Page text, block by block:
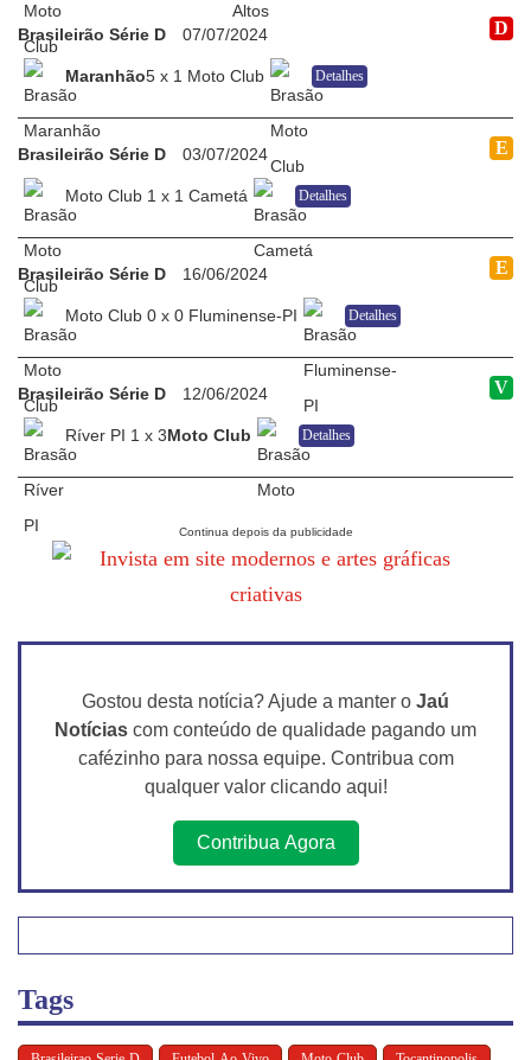
Brasileirão Série D 07/07/2024 D
Maranhão5 x 1 Moto Club Detalhes
Brasileirão Série D 03/07/2024 E
Moto Club 1 x 1 Cametá Detalhes
Brasileirão Série D 16/06/2024 E
Moto Club 0 x 0 Fluminense-PI Detalhes
Brasileirão Série D 12/06/2024 V
Ríver PI 1 x 3Moto Club Detalhes
Gostou desta notícia? Ajude a manter o Jaú
Notícias com conteúdo de qualidade pagando um
cafézinho para nossa equipe. Contribua com
qualquer valor clicando aqui!
Contribua Agora
Tags